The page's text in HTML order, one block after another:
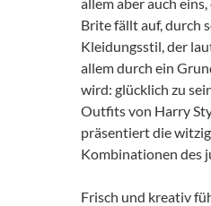
Brite fällt auf, durch
Kleidungsstil, der
allem durch ein
wird: glücklich zu
Outfits von Harry
präsentiert die
Kombinationen des
Frisch und kreativ